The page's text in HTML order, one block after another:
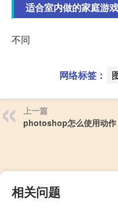
适合室内做的家庭游
不同
网络标签：
上一篇
photoshop怎么使用动作
相关问题